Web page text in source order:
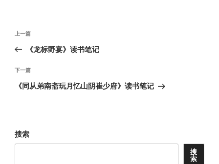
文
导
航
上
一
文
章
上一篇
《龙标野宴》读书笔记
下
一
下一篇
《同从弟南斋玩月忆山阴崔少府》读书笔记
搜索
搜
索